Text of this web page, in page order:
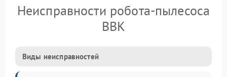
Неисправности робота-пылесоса
BBK
Виды неисправностей